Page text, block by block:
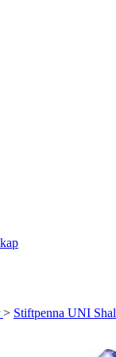
> Stiftpenna UNI